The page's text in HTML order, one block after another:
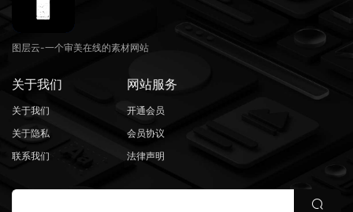
图层云-一个审美在线的素材网站
关于我们
关于我们
关于隐私
联系我们
网站服务
开通会员
会员协议
法律声明